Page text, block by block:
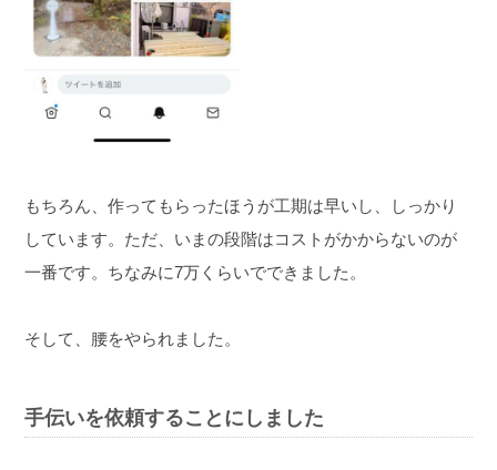
もちろん、作ってもらったほうが工期は早いし、しっかり
しています。 ただ、いまの段階はコストがかからないのが
一番です。ちなみに7万くらいでできました。
そして、腰をやられました。
手伝いを依頼することにしました